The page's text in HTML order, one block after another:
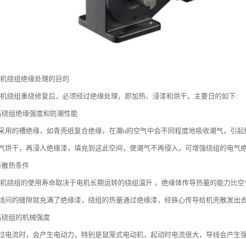
绕组绝缘处理的目的
绕组重绕修复后，必须经过绝缘处理，即加热、浸漆和烘干。主要日的如下:
绕组绝缘强度和防潮性能
用的槽绝缘，如青壳纸复合绝缘，在潮u的空气中会不同程度地吸收潮气，引
烘干，再浸人绝缘漆，填充到这此空间，使潮气不再侵入，可增强绕组的电气
散热条件
绕组的使用寿命取决于电机长期运转的绕组温升.，绝缘体传导热量的能力比
问的缝隙就充满了绝缘漆，绕组的热量通过绝缘漆，经铁心传导给机壳散发出
绕组的机械强度
电流时，会产生电动力，特别是鼠笼式电动机，起动时电流很大，导线会产生